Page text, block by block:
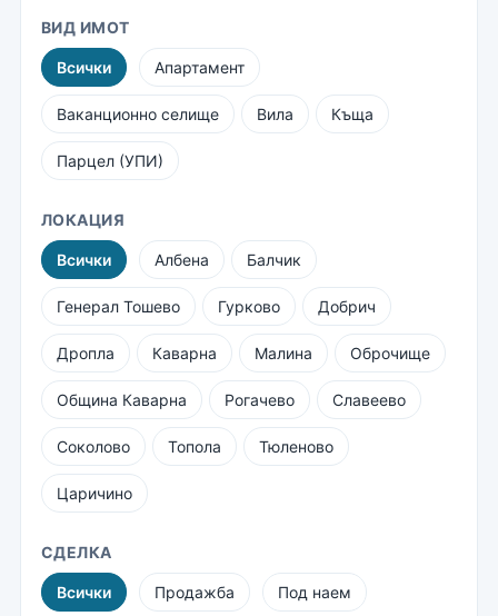
ВИД ИМОТ
Всички Апартамент
Ваканционно селище Вила Къща
Парцел (УПИ)
ЛОКАЦИЯ
Всички Албена Балчик
Генерал Тошево Гурково Добрич
Дропла Каварна Малина Оброчище
Община Каварна Рогачево Славеево
Соколово Топола Тюленово
Царичино
СДЕЛКА
Всички Продажба Под наем